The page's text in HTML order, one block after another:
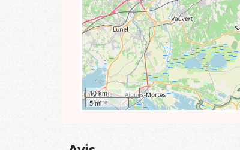
10 km
5 mi
Avis